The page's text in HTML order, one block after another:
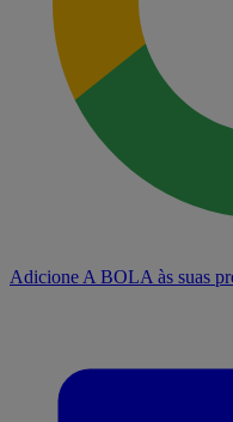
Adicione A BOLA às suas